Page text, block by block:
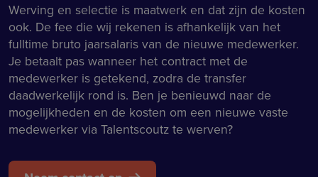
Werving en selectie is maatwerk en dat zijn de kosten
ook. De fee die wij rekenen is afhankelijk van het
fulltime bruto jaarsalaris van de nieuwe medewerker.
Je betaalt pas wanneer het contract met de
medewerker is getekend, zodra de transfer
daadwerkelijk rond is. Ben je benieuwd naar de
mogelijkheden en de kosten om een nieuwe vaste
medewerker via Talentscoutz te werven?